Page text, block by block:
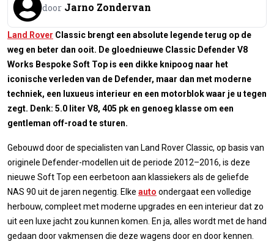
door Jarno Zondervan
Land Rover Classic brengt een absolute legende terug op de
weg en beter dan ooit. De gloednieuwe Classic Defender V8
Works Bespoke Soft Top is een dikke knipoog naar het
iconische verleden van de Defender, maar dan met moderne
techniek, een luxueus interieur en een motorblok waar je u tegen
zegt. Denk: 5.0 liter V8, 405 pk en genoeg klasse om een
gentleman off-road te sturen.
Gebouwd door de specialisten van Land Rover Classic, op basis van
originele Defender-modellen uit de periode 2012–2016, is deze
nieuwe Soft Top een eerbetoon aan klassiekers als de geliefde
NAS 90 uit de jaren negentig. Elke auto ondergaat een volledige
herbouw, compleet met moderne upgrades en een interieur dat zo
uit een luxe jacht zou kunnen komen. En ja, alles wordt met de hand
gedaan door vakmensen die deze wagens door en door kennen.